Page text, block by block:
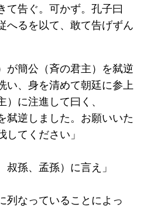
て告ぐ。可かず。孔子曰
へるを以て、敢て告げずん
が簡公（斉の君主）を弑逆
い、身を清めて朝廷に参上
）に注進して曰く、
弑逆しました。お願いいた
してください」
叔孫、孟孫）に言え」
列なっていることによっ